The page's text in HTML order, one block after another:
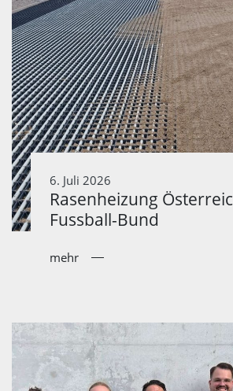
6. Juli 2026
Rasenheizung
Fussball-Bund
mehr